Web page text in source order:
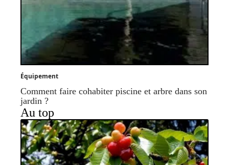
Équipement
Comment faire cohabiter piscine et arbre dans son
jardin ?
Au top